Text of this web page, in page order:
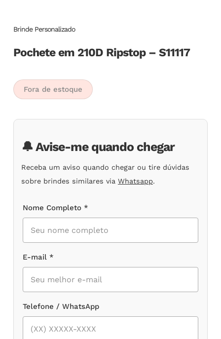
Brinde Personalizado
Pochete em 210D Ripstop – S11117
Fora de estoque
🔔 Avise-me quando chegar
Receba um aviso quando chegar ou tire dúvidas
sobre brindes similares via Whatsapp.
Nome Completo *
E-mail *
Telefone / WhatsApp